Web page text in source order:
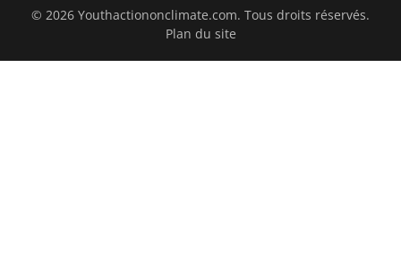
© 2026 Youthactiononclimate.com. Tous droits réservés.
Plan du site